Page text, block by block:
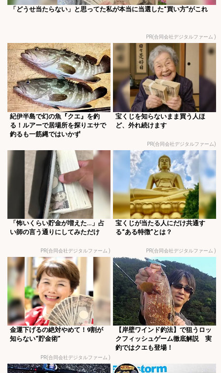
「どうせ当たらない」と思ってた私が本当に当選した“買い方”がこれ
PR(合同会社デジタルファーム )
紀伊半島で幻の魚『クエ』を釣
る！ルアーで居場所を探りエサで
釣るも一筋縄ではいかず
宝くじを知らないまま買う人ほ
ど、外れ続けます
PR(合同会社デジタルファーム)
「怖いくらい貯金が増えた…」占
い師の言う通りにしてみただけ
PR(合同会社デジタルファーム )
宝くじが当たる人にだけ共通す
る“ある特徴”とは？
PR(合同会社デジタルファーム )
金運下げるの絶対やめて！9割が
知らない“貯金術”
PR(合同会社デジタルファーム )
【岸壁ワインド釣法】で狙うロッ
クフィッシュゲーム徹底解説 実
釣ではクエも登場！